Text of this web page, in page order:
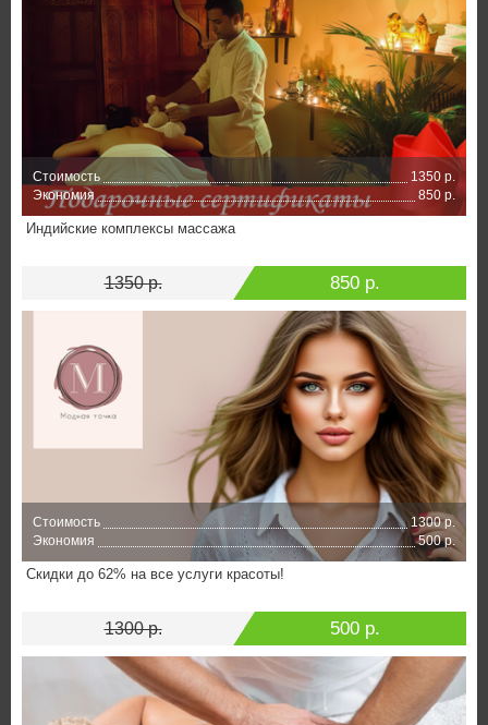
Стоимость
1350 р.
Экономия
850 р.
Индийские комплексы массажа
1350 р. 850 р.
Стоимость
1300 р.
Экономия
500 р.
Скидки до 62% на все услуги красоты!
1300 р. 500 р.